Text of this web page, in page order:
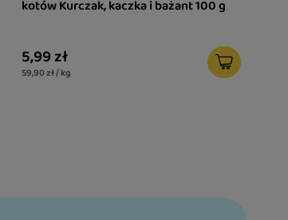
kotów Kurczak, kaczka i bażant 100 g
5,99 zł
59,90 zł / kg